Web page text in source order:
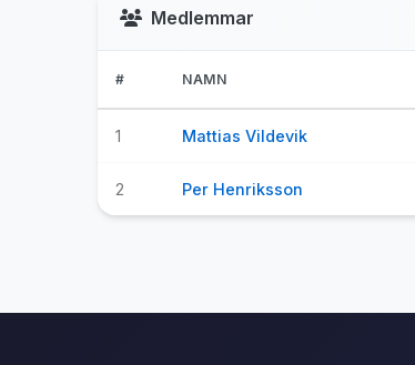
Medlemmar
# NAMN
1 Mattias Vildevik
2 Per Henriksson